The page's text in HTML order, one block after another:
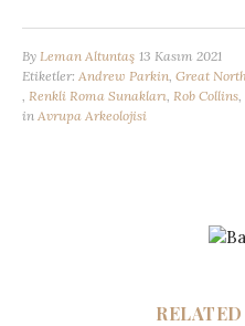
By Leman Altuntaş 13 Kasım 2021
Etiketler: Andrew Parkin, Great
, Renkli Roma Sunakları, Rob Collins,
in Avrupa Arkeolojisi